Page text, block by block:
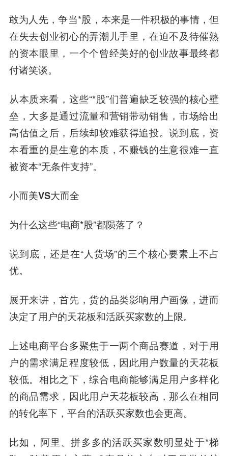
敢为人先，争当*股，本来是一件积极的事情，但
在失去创业初心的弄潮儿手里，在迫不及待催熟
的资本眼里，一个个曾经美好的创业故事最终都
付诸笑谈。
从本质来看，这些“*股”们普遍缺乏较强的核心壁
垒，大多是通过流量和营销带动销售，市场给出
高估值之后，后续却较难获得追投。说到底，资
本看重的是生意的本质，不赚钱的生意很难一直
被资本“无条件支持”。
小而美VS大而全
为什么这些“电商*股”都陨落了？
说到底，还是在“人货场”的三个核心要素上不占
优。
展开来讲，首先，货的品类影响用户画像，进而
决定了用户的天花板和活跃买家数的上限。
上述电商平台多聚焦于一两个商品赛道，对于用
户的需求满足程度较低，因此用户数量的天花板
较低。相比之下，综合电商能够满足用户多样化
的商品需求，因此用户天花板较高，那么在相同
的转化率下，平台的活跃买家数也会更高。
比如，阿里、拼多多的活跃买家数明显处于*梯